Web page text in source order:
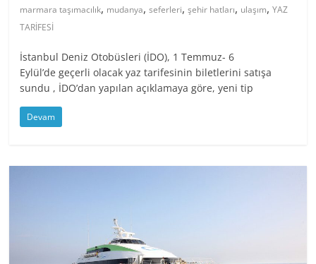
marmara taşımacılık, mudanya,seferleri,şehir hatları, ulaşım,YAZ
TARİFESİ
İstanbul Deniz Otobüsleri (İDO), 1 Temmuz- 6
Eylül’de geçerli olacak yaz tarifesinin biletlerini satışa
sundu , İDO’dan yapılan açıklamaya göre, yeni tip
Devam